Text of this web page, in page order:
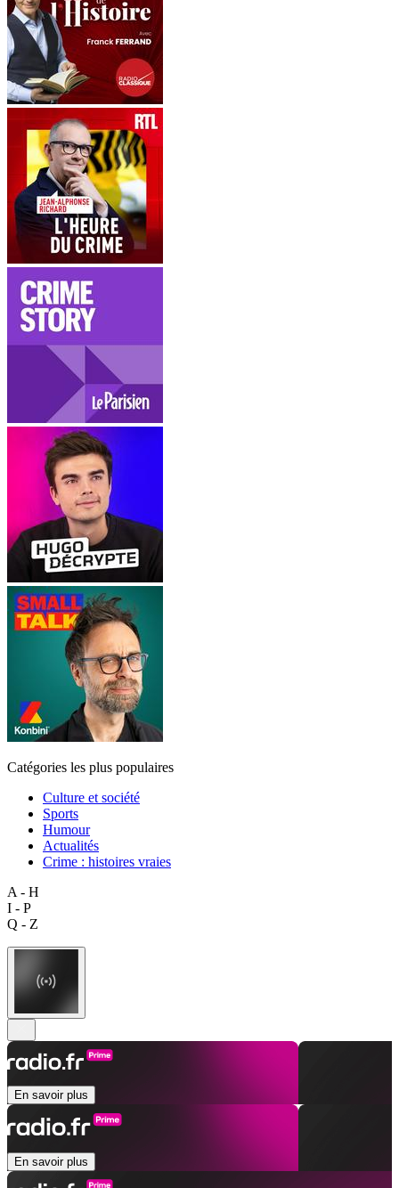
Catégories les plus populaires
Culture et société
Sports
Humour
Actualités
Crime : histoires vraies
A - H
I - P
Q - Z
En savoir plus
En savoir plus